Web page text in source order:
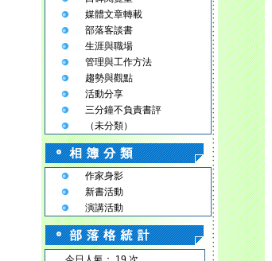
媒體文章轉載
部落客談書
生涯與職場
管理與工作方法
趨勢與觀點
活動分享
三分鐘不負責書評
（未分類）
作家身影
新書活動
演講活動